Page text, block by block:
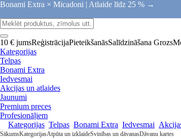
Bonami Extra × Micadoni | Atlaide līdz 25 % →
10 € jumsReģistrācijaPieteikšanāsSalīdzināšana Grozs
Kategorijas
Telpas
Bonami Extra
Iedvesmai
Akcijas un atlaides
Jaunumi
Premium preces
Profesionāļiem
Kategorijas Telpas Bonami Extra Iedvesmai
SākumsKategorijasAtpūta un izklaideSvinības un dāvanasDāvanu kartes